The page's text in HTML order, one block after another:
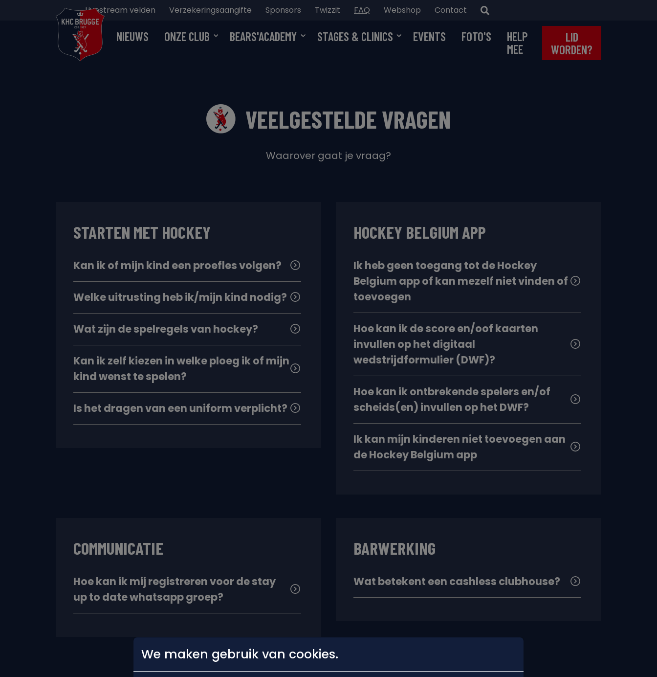
Livestream velden Verzekeringsaangifte Sponsors Twizzit FAQ Webshop Contact
NIEUWS ONZE CLUB BEARS'ACADEMY STAGES & CLINICS EVENTS FOTO'S
HELP
MEE
LID
WORDEN?
VEELGESTELDE VRAGEN
Waarover gaat je vraag?
STARTEN MET HOCKEY
Kan ik of mijn kind een proefles volgen?
Welke uitrusting heb ik/mijn kind nodig?
Wat zijn de spelregels van hockey?
Kan ik zelf kiezen in welke ploeg ik of mijn
kind wenst te spelen?
Is het dragen van een uniform verplicht?
HOCKEY BELGIUM APP
Ik heb geen toegang tot de Hockey
Belgium app of kan mezelf niet vinden of
toevoegen
Hoe kan ik de score en/oof kaarten
invullen op het digitaal
wedstrijdformulier (DWF)?
Hoe kan ik ontbrekende spelers en/of
scheids(en) invullen op het DWF?
Ik kan mijn kinderen niet toevoegen aan
de Hockey Belgium app
COMMUNICATIE
Hoe kan ik mij registreren voor de stay
up to date whatsapp groep?
BARWERKING
Wat betekent een cashless clubhouse?
We maken gebruik van cookies.